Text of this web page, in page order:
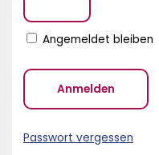
Angemeldet bleiben
Passwort vergessen